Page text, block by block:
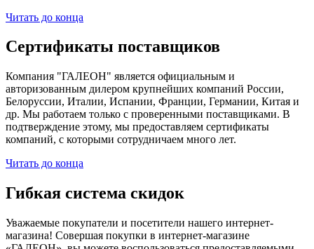
Читать до конца
Сертификаты поставщиков
Компания "ГАЛЕОН" является официальным и
авторизованным дилером крупнейших компаний России,
Белоруссии, Италии, Испании, Франции, Германии, Китая и
др. Мы работаем только с проверенными поставщиками. В
подтверждение этому, мы предоставляем сертификаты
компаний, с которыми сотрудничаем много лет.
Читать до конца
Гибкая система скидок
Уважаемые покупатели и посетители нашего интернет-
магазина! Совершая покупки в интернет-магазине